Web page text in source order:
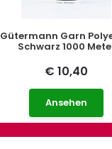
Gütermann Garn
Schwarz 1000
€ 10,40
Ansehen